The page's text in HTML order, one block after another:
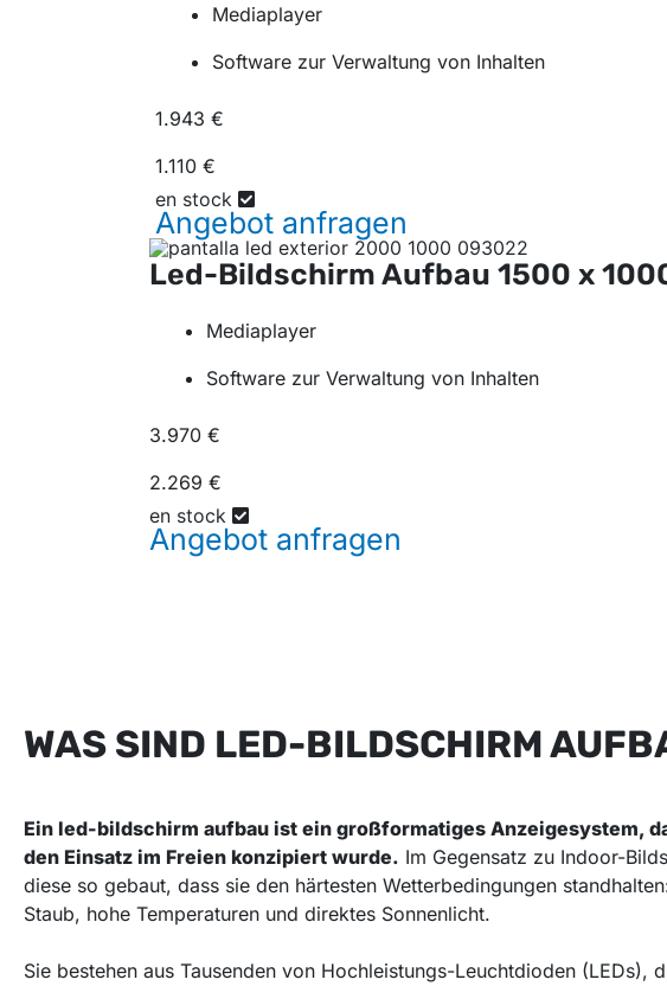
Mediaplayer
Software zur Verwaltung von Inhalten
1.943 €
1.110 €
en stock
Angebot anfragen
Led-Bildschirm Aufbau 1500 x
Mediaplayer
Software zur Verwaltung von Inhalten
3.970 €
2.269 €
en stock
Angebot anfragen
WAS SIND LED-BILDSCHIRM
Ein led-bildschirm aufbau ist ein großformatiges Anzeigesystem,
den Einsatz im Freien konzipiert wurde. Im Gegensatz zu Indoor-
diese so gebaut, dass sie den härtesten Wetterbedingungen
Staub, hohe Temperaturen und direktes Sonnenlicht.
Sie bestehen aus Tausenden von Hochleistungs-Leuchtdioden (LEDs),